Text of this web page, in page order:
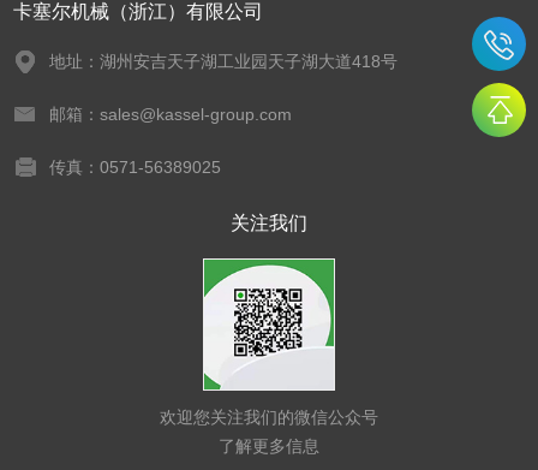
卡塞尔机械（浙江）有限公司
地址：湖州安吉天子湖工业园天子湖大道418号
邮箱：sales@kassel-group.com
传真：0571-56389025
关注我们
欢迎您关注我们的微信公众号
了解更多信息